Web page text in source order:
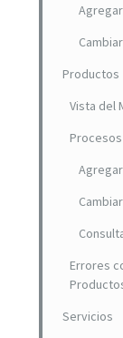
Productos
Vista del
Errores
Servicios